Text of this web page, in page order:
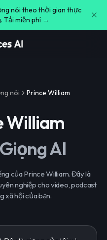
nói theo thời gian thực
Tải miễn phí →
nói Prince William
William
AI
của Prince William. Đây là
nghiệp cho video, podcast
xã hội của bạn.